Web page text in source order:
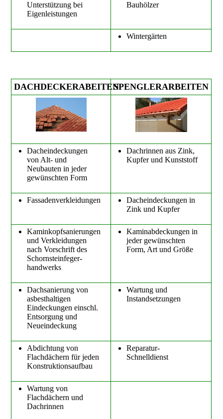
Unterstützung bei
Eigenleistungen
Bauhölzer
Wintergärten
DACHDECKERABEITENSPENGLERARBEITEN
Dacheindeckungen
von Alt- und
Neubauten in jeder
gewünschten Form
Dachrinnen aus Zink,
Kupfer und Kunststoff
Fassadenverkleidungen
Dacheindeckungen in
Zink und Kupfer
Kaminkopfsanierungen
und Verkleidungen
nach Vorschrift des
Schornsteinfeger-
handwerks
Kaminabdeckungen in
jeder gewünschten
Form, Art und Größe
Dachsanierung von
asbesthaltigen
Eindeckungen einschl.
Entsorgung und
Neueindeckung
Wartung und
Instandsetzungen
Abdichtung von
Flachdächern für jeden
Konstruktionsaufbau
Reparatur-
Schnelldienst
Wartung von
Flachdächern und
Dachrinnen